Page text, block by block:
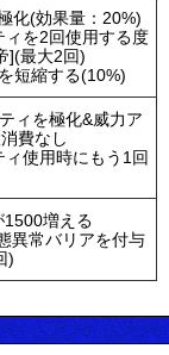
化(効果量：20%)
ィを2回使用する度
](最大2回)
短縮する(10%)
ィを極化&威力ア
費なし
ィ使用時にもう1回
1500増える
異常バリアを付与
)